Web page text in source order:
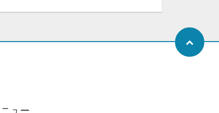
ニュー